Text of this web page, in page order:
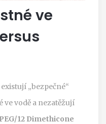
ve
„bezpečné“
vodě a nezatěžují
PEG/12 Dimethicone